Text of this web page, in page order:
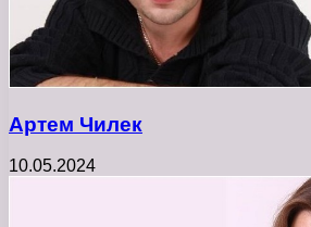
Артем Чилек
10.05.2024